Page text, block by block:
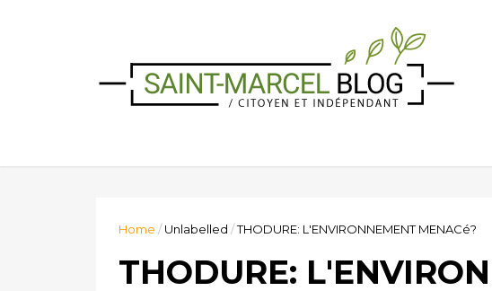
Home /Unlabelled /THODURE: L'ENVIRONNEMENT MENACé?
THODURE: